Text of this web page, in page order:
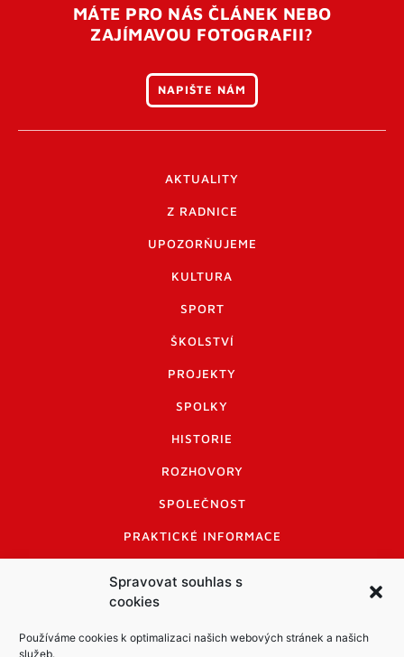
Spravovat souhlas s
cookies
Používáme cookies k optimalizaci našich webových stránek a našich
služeb.
otevření tohoto odkazu se váš účet ověří a můžete se
přihlásit. Nezapomeňte zkontrolovat složku SPAM ve
MÁTE PRO NÁS ČLÁNEK NEBO
ZAJÍMAVOU FOTOGRAFII?
NAPIŠTE NÁM
AKTUALITY
Z RADNICE
UPOZORŇUJEME
KULTURA
SPORT
ŠKOLSTVÍ
PROJEKTY
SPOLKY
HISTORIE
ROZHOVORY
SPOLEČNOST
PRAKTICKÉ INFORMACE
INFORMACE A KODEX DISKUTUJÍCÍCH
LOGO A LOGO MANUÁL